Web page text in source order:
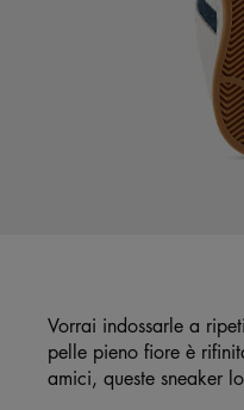
Vorrai indossarle a
pelle pieno fiore è
amici, queste sneaker